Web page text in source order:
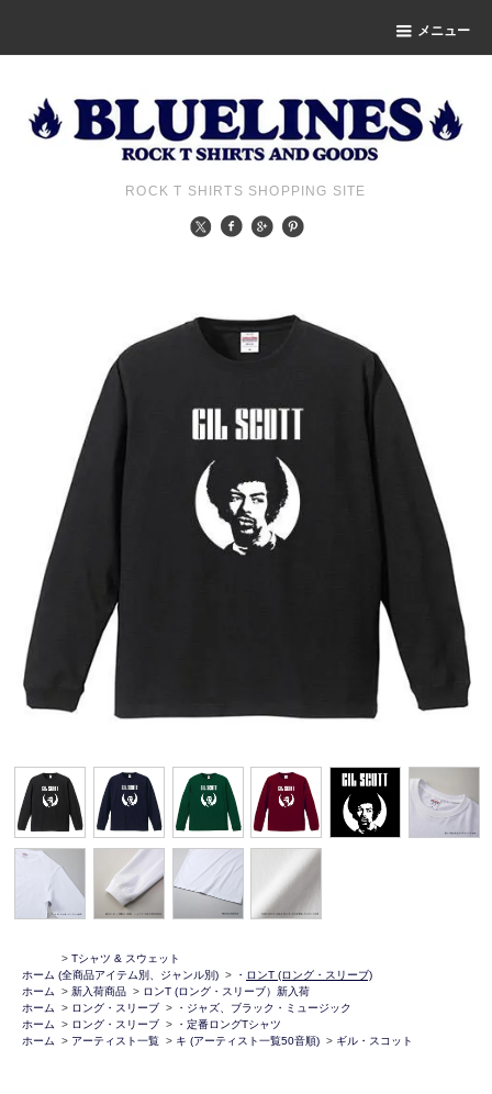
メニュー
ROCK T SHIRTS SHOPPING SITE
ホーム
> Tシャツ & スウェット
(全商品アイテム別、ジャンル別) > ・ ロンT (ロング・スリーブ)
ホーム
> 新入荷商品 > ロンT (ロング・スリーブ）新入荷
ホーム
> ロング・スリーブ >
・ジャズ、ブラック・ミュージック
ホーム
> ロング・スリーブ >
・定番ロングTシャツ
ホーム
> アーティスト一覧 > キ (アーティスト一覧50音順) > ギル・スコット